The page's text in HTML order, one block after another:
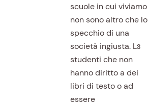
scuole in cui viviamo
non sono altro che lo
specchio di una
società ingiusta. Lɜ
studenti che non
hanno diritto a dei
libri di testo o ad
essere